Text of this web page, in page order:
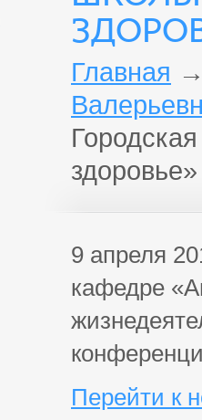
Главная
здоровье»
9 апреля
кафедре
Перейти к